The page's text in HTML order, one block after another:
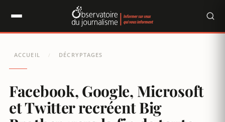
ACCUEIL / DÉCRYPTAGES
Facebook, Google, Microsoft
et Twitter recréent Big
Panneau de gestion des cookies